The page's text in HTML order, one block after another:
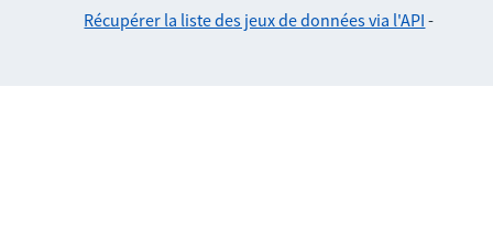
Récupérer la liste des jeux de données via l'API -